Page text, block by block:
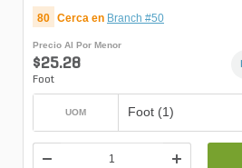
80 Cerca en Branch #50
Precio Al Por Menor
$25.28
Foot
UOM Foot (1)